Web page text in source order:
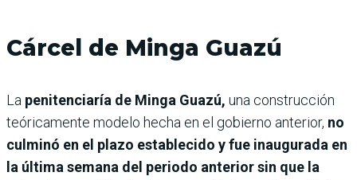
Cárcel de Minga Guazú
La penitenciaría de Minga Guazú, una construcción
teóricamente modelo hecha en el gobierno anterior, no
culminó en el plazo establecido y fue inaugurada en
la última semana del periodo anterior sin que la